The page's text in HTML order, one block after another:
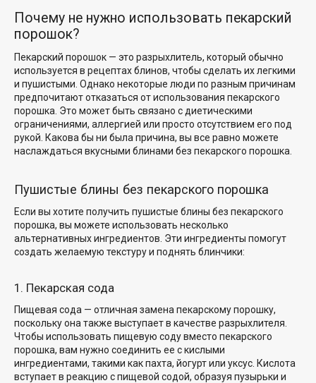
Почему не нужно использовать пекарский
порошок?
Пекарский порошок — это разрыхлитель, который обычно
используется в рецептах блинов, чтобы сделать ихлегкими
и пушистыми . Однако некоторые люди по разным причинам
предпочитают отказаться от использования пекарского
порошка. Это может быть связано с диетическими
ограничениями, аллергией или просто отсутствием его под
рукой. Какова бы ни была причина, вы все равно можете
наслаждаться вкусными блинами без пекарского порошка.
Пушистые блины без пекарского порошка
Если вы хотите получить пушистые блины без пекарского
порошка, вы можете использовать несколько
альтернативных ингредиентов. Эти ингредиенты помогут
создать желаемую текстуру и поднять блинчики:
1. Пекарская сода
Пищевая сода — отличная замена пекарскому порошку,
поскольку она также выступает в качестве разрыхлителя.
Чтобы использовать пищевую соду вместо пекарского
порошка, вам нужно соединить ее с кислыми
ингредиентами, такими как пахта, йогурт или уксус. Кислота
вступает в реакцию с пищевой содой, образуя пузырьки и